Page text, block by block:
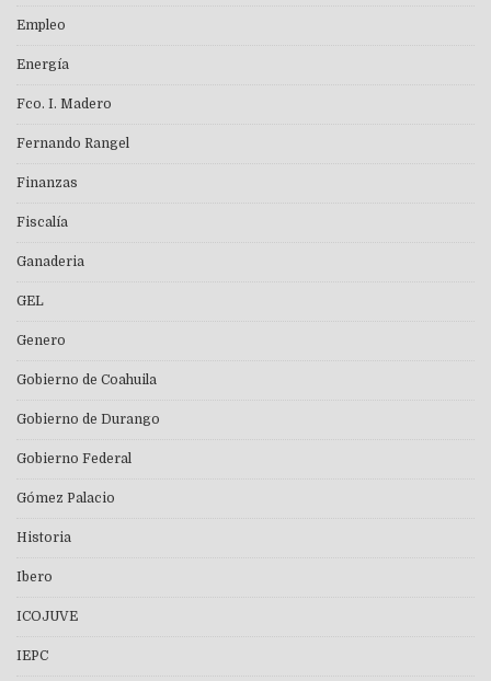
Empleo
Energía
Fco. I. Madero
Fernando Rangel
Finanzas
Fiscalía
Ganaderia
GEL
Genero
Gobierno de Coahuila
Gobierno de Durango
Gobierno Federal
Gómez Palacio
Historia
Ibero
ICOJUVE
IEPC